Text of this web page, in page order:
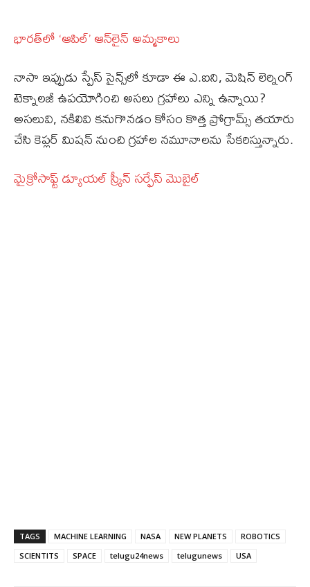
భారత్‌లో ‘ఆపిల్‌’ ఆన్‌లైన్‌ అమ్మకాలు
నాసా ఇప్పుడు స్పేస్‌ సైన్స్‌లో కూడా ఈ ఎ.ఐని, మెషిన్‌ లెర్నింగ్‌
టెక్నాలజీ ఉపయోగించి అసలు గ్రహాలు ఎన్ని ఉన్నాయి?
అసలువి, నకిలివి కనుగొనడం కోసం కొత్త ప్రోగ్రామ్స్‌ తయారు
చేసి కెప్లర్‌ మిషన్‌ నుంచి గ్రహాల నమూనాలను సేకరిస్తున్నారు.
మైక్రోసాఫ్ట్‌ డ్యూయల్‌ స్ర్కీన్‌ సర్ఫేస్‌ మొబైల్‌
TAGS MACHINE LEARNING NASA NEW PLANETS
ROBOTICS
SCIENTITS
SPACE telugu24news telugunews USA